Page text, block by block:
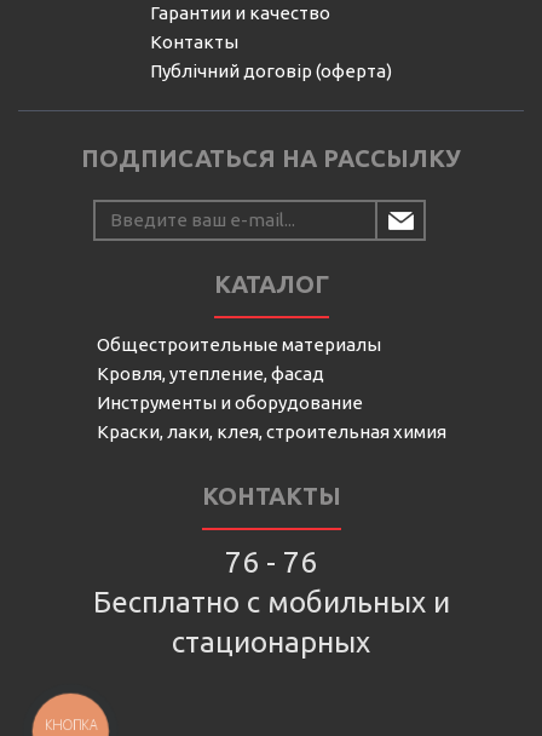
Гарантии и качество
Контакты
Публічний договір (оферта)
ПОДПИСАТЬСЯ НА РАССЫЛКУ
КАТАЛОГ
Общестроительные материалы
Кровля, утепление, фасад
Инструменты и оборудование
Краски, лаки, клея, строительная химия
КОНТАКТЫ
76 - 76
Бесплатно с мобильных и
стационарных
КНОПКА